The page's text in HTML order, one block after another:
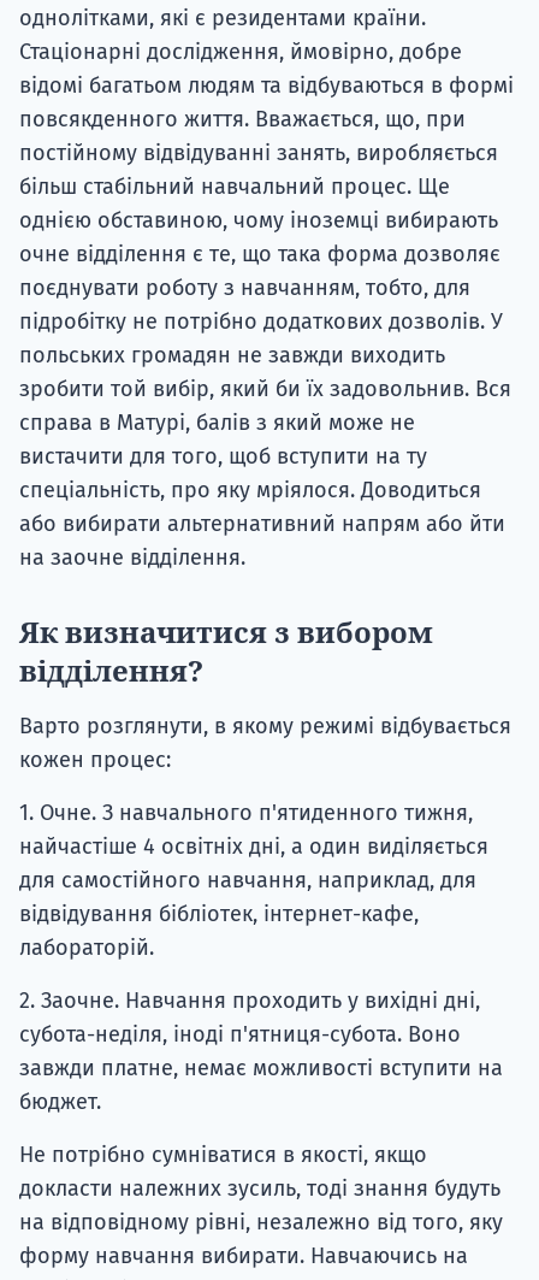
однолітками, які є резидентами країни.
Стаціонарні дослідження, ймовірно, добре
відомі багатьом людям та відбуваються в формі
повсякденного життя. Вважається, що, при
постійному відвідуванні занять, виробляється
більш стабільний навчальний процес. Ще
однією обставиною, чому іноземці вибирають
очне відділення є те, що така форма дозволяє
поєднувати роботу з навчанням, тобто, для
підробітку не потрібно додаткових дозволів. У
польських громадян не завжди виходить
зробити той вибір, який би їх задовольнив. Вся
справа в Матурі, балів з який може не
вистачити для того, щоб вступити на ту
спеціальність, про яку мріялося. Доводиться
або вибирати альтернативний напрям або йти
на заочне відділення.
Як визначитися з вибором
відділення?
Варто розглянути, в якому режимі відбувається
кожен процес:
1. Очне. З навчального п'ятиденного тижня,
найчастіше 4 освітніх дні, а один виділяється
для самостійного навчання, наприклад, для
відвідування бібліотек, інтернет-кафе,
лабораторій.
2. Заочне. Навчання проходить у вихідні дні,
субота-неділя, іноді п'ятниця-субота. Воно
завжди платне, немає можливості вступити на
бюджет.
Не потрібно сумніватися в якості, якщо
докласти належних зусиль, тоді знання будуть
на відповідному рівні, незалежно від того, яку
форму навчання вибирати. Навчаючись на